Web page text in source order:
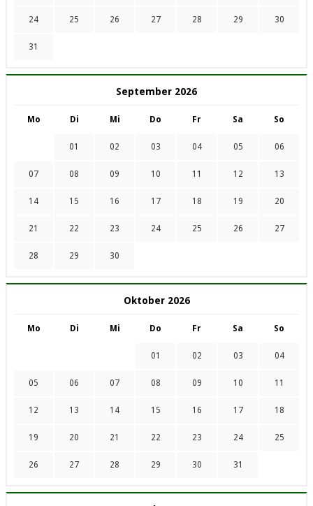
24 25 26 27 28 29 30
31
September 2026
Mo Di Mi Do Fr Sa So
01 02 03 04 05 06
07 08 09 10 11 12 13
14 15 16 17 18 19 20
21 22 23 24 25 26 27
28 29 30
Oktober 2026
Mo Di Mi Do Fr Sa So
01 02 03 04
05 06 07 08 09 10 11
12 13 14 15 16 17 18
19 20 21 22 23 24 25
26 27 28 29 30 31